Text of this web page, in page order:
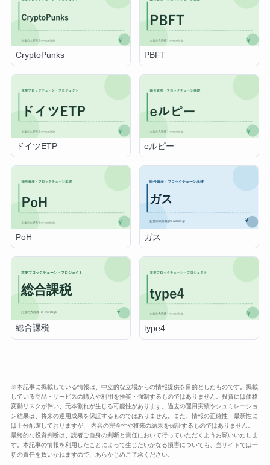
CryptoPunks PBFT
ドイツETP eルピー
PoH ガス
総合課税 type4
※本記事に掲載している情報は、中立的な立場からの情報提供を目的としたものです。掲載
している商品・サービスの購入や利用を推奨・強制するものではありません。投資には価格
変動リスクが伴い、元本割れが生じる可能性があります。過去の運用実績やシュミレーショ
ン結果は、将来の運用成果を保証するものではありません。また、情報の正確性・最新性に
は十分配慮しておりますが、 内容の完全性や将来の結果を保証するものではありません。
最終的な投資判断は、読者ご自身の判断と責任において行っていただくようお願いいたしま
す。本記事の情報を利用したことによって生じたいかなる損害についても、当サイトでは一
切の責任を負いかねますので、あらかじめご了承ください。